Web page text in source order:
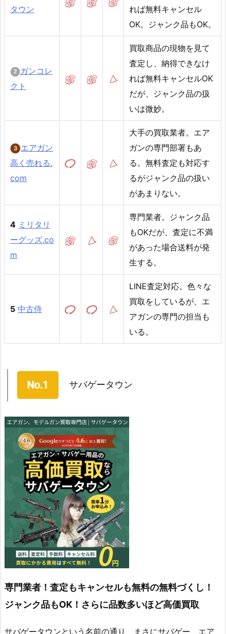
タウン
れば無料キャンセル
OK。ジャンク品もOK。
ガンコレ
クト
買取商品の現物を見て
査定し、納得できなけ
れば無料キャンセルOK
だが、ジャンク品の扱
いは微妙。
エアガン
高く売れる.
com
大手の買取業者。エア
ガンの専門部署もあ
る。無料査定も対応す
るがジャンク品の扱い
があまりない。
4 ミリタリ
ーグッズ.co
m
専門業者。ジャンク品
もOKだが、査定に不満
があった場合送料が発
生する。
5 中古侍
LINE査定対応。色々な
買取をしているが、エ
アガンの専門の担当も
いる。
サバゲータウン
専門業者！査定もキャンセルも無料の無料づくし！
ジャンク品もOK！さらに品数多いほど高価買取
サバゲータウンという名前の通り、まさにサバゲー、エア